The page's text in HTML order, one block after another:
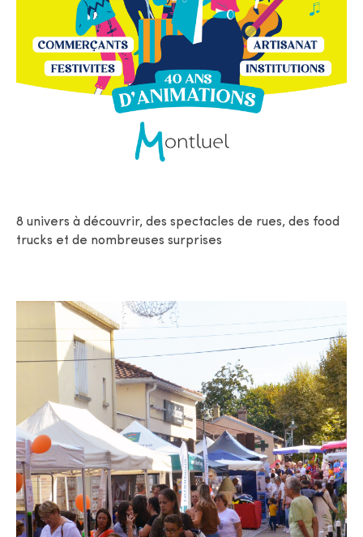
8 univers à découvrir, des spectacles de rues, des food
trucks et de nombreuses surprises